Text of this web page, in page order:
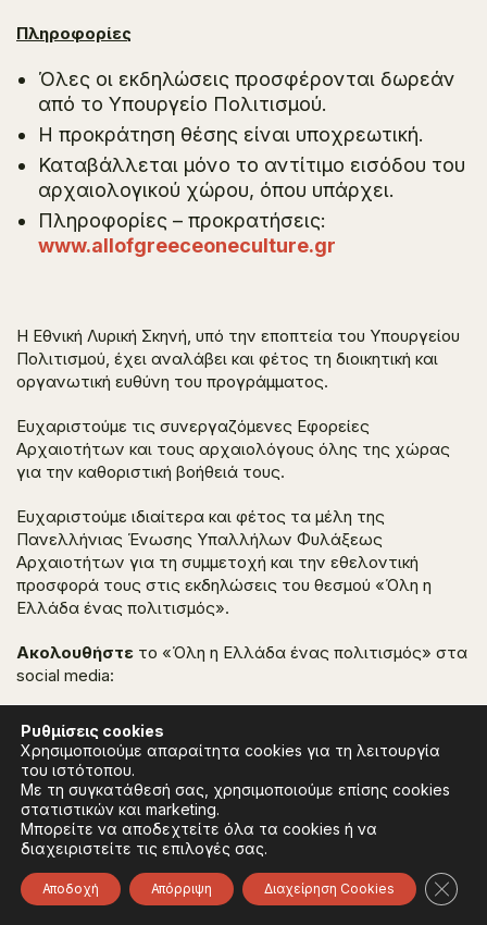
Πληροφορίες
Όλες οι εκδηλώσεις προσφέρονται δωρεάν
από το Υπουργείο Πολιτισμού.
H προκράτηση θέσης είναι υποχρεωτική.
Καταβάλλεται μόνο το αντίτιμο εισόδου του
αρχαιολογικού χώρου, όπου υπάρχει.
Πληροφορίες – προκρατήσεις:
www.allofgreeceoneculture.gr
Η Εθνική Λυρική Σκηνή, υπό την εποπτεία του Υπουργείου
Πολιτισμού, έχει αναλάβει και φέτος τη διοικητική και
οργανωτική ευθύνη του προγράμματος.
Ευχαριστούμε τις συνεργαζόμενες Εφορείες
Αρχαιοτήτων και τους αρχαιολόγους όλης της χώρας
για την καθοριστική βοήθειά τους.
Ευχαριστούμε ιδιαίτερα και φέτος τα μέλη της
Πανελλήνιας Ένωσης Υπαλλήλων Φυλάξεως
Αρχαιοτήτων για τη συμμετοχή και την εθελοντική
προσφορά τους στις εκδηλώσεις του θεσμού «Όλη η
Ελλάδα ένας πολιτισμός».
Ακολουθήστε το «Όλη η Ελλάδα ένας πολιτισμός» στα
social media:
Instagram
Ρυθμίσεις cookies
Χρησιμοποιούμε απαραίτητα cookies για τη λειτουργία
του ιστότοπου.
Με τη συγκατάθεσή σας, χρησιμοποιούμε επίσης cookies
στατιστικών και marketing.
Μπορείτε να αποδεχτείτε όλα τα cookies ή να
διαχειριστείτε τις επιλογές σας.
Αποδοχή Απόρριψη Διαχείρηση Cookies